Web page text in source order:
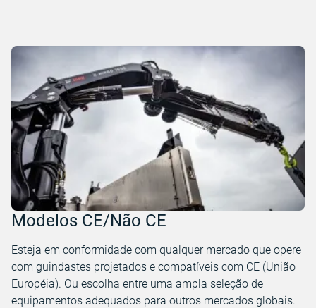
Modelos CE/Não CE
Esteja em conformidade com qualquer mercado que opere
com guindastes projetados e compatíveis com CE (União
Européia). Ou escolha entre uma ampla seleção de
equipamentos adequados para outros mercados globais.